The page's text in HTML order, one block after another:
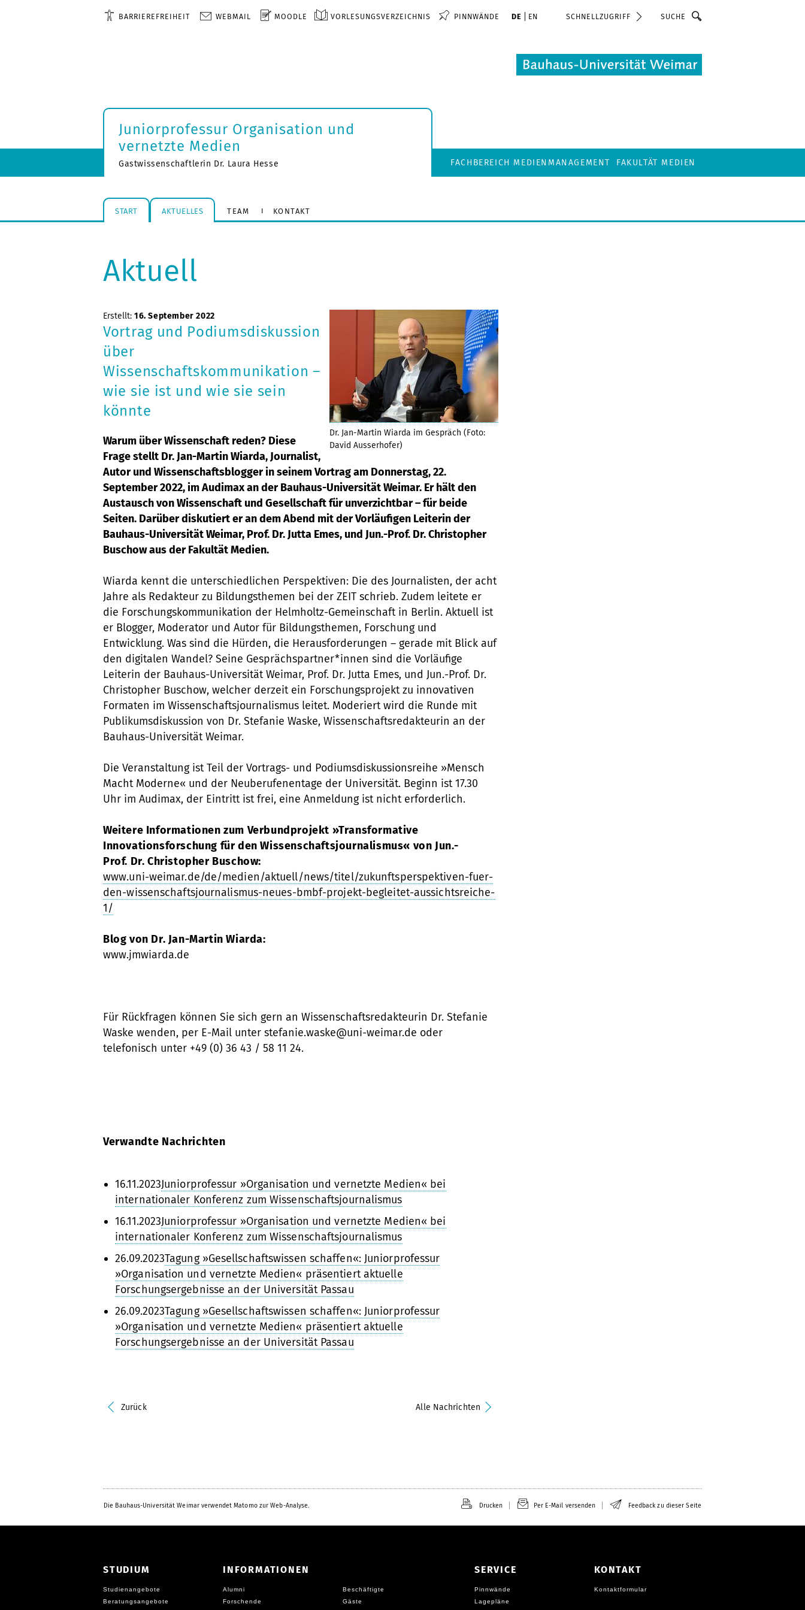
BARRIEREFREIHEIT WEBMAIL MOODLE VORLESUNGSVERZEICHNIS PINNWÄNDE DE EN SCHNELLZUGRIFF Suche
Juniorprofessur Organisation und
vernetzte Medien
Gastwissenschaftlerin Dr. Laura Hesse FACHBEREICH MEDIENMANAGEMENT FAKULTÄT MEDIEN
START AKTUELLES TEAM KONTAKT
Aktuell
Dr. Jan-Martin Wiarda im Gespräch (Foto:
David Ausserhofer)
Erstellt: 16. September 2022
Vortrag und Podiumsdiskussion
über
Wissenschaftskommunikation –
wie sie ist und wie sie sein
könnte
Warum über Wissenschaft reden? Diese
Frage stellt Dr. Jan-Martin Wiarda, Journalist,
Autor und Wissenschaftsblogger in seinem Vortrag am Donnerstag, 22.
September 2022, im Audimax an der Bauhaus-Universität Weimar. Er hält den
Austausch von Wissenschaft und Gesellschaft für unverzichtbar – für beide
Seiten. Darüber diskutiert er an dem Abend mit der Vorläufigen Leiterin der
Bauhaus-Universität Weimar, Prof. Dr. Jutta Emes, und Jun.-Prof. Dr. Christopher
Buschow aus der Fakultät Medien.
Wiarda kennt die unterschiedlichen Perspektiven: Die des Journalisten, der acht
Jahre als Redakteur zu Bildungsthemen bei der ZEIT schrieb. Zudem leitete er
die Forschungskommunikation der Helmholtz-Gemeinschaft in Berlin. Aktuell ist
er Blogger, Moderator und Autor für Bildungsthemen, Forschung und
Entwicklung. Was sind die Hürden, die Herausforderungen – gerade mit Blick auf
den digitalen Wandel? Seine Gesprächspartner*innen sind die Vorläufige
Leiterin der Bauhaus-Universität Weimar, Prof. Dr. Jutta Emes, und Jun.-Prof. Dr.
Christopher Buschow, welcher derzeit ein Forschungsprojekt zu innovativen
Formaten im Wissenschaftsjournalismus leitet. Moderiert wird die Runde mit
Publikumsdiskussion von Dr. Stefanie Waske, Wissenschaftsredakteurin an der
Bauhaus-Universität Weimar.
Die Veranstaltung ist Teil der Vortrags- und Podiumsdiskussionsreihe »Mensch
Macht Moderne« und der Neuberufenentage der Universität. Beginn ist 17.30
Uhr im Audimax, der Eintritt ist frei, eine Anmeldung ist nicht erforderlich.
Weitere Informationen zum Verbundprojekt »Transformative
Innovationsforschung für den Wissenschaftsjournalismus« von Jun.-
Prof. Dr. Christopher Buschow:
www.uni-weimar.de/de/medien/aktuell/news/titel/zukunftsperspektiven-fuer-
den-wissenschaftsjournalismus-neues-bmbf-projekt-begleitet-aussichtsreiche-
1/
Blog von Dr. Jan-Martin Wiarda:
www.jmwiarda.de
Für Rückfragen können Sie sich gern an Wissenschaftsredakteurin Dr. Stefanie
Waske wenden, per E-Mail unter stefanie.waske@uni-weimar.de oder
telefonisch unter +49 (0) 36 43 / 58 11 24.
Verwandte Nachrichten
16.11.2023Juniorprofessur »Organisation und vernetzte Medien« bei
internationaler Konferenz zum Wissenschaftsjournalismus
16.11.2023Juniorprofessur »Organisation und vernetzte Medien« bei
internationaler Konferenz zum Wissenschaftsjournalismus
26.09.2023Tagung »Gesellschaftswissen schaffen«: Juniorprofessur
»Organisation und vernetzte Medien« präsentiert aktuelle
Forschungsergebnisse an der Universität Passau
26.09.2023Tagung »Gesellschaftswissen schaffen«: Juniorprofessur
»Organisation und vernetzte Medien« präsentiert aktuelle
Forschungsergebnisse an der Universität Passau
Zurück Alle Nachrichten
Die Bauhaus-Universität Weimar verwendet Matomo zur Web-Analyse. Drucken Per E-Mail versenden Feedback zu dieser Seite
STUDIUM
Studienangebote
Beratungsangebote
INFORMATIONEN
Alumni
Beschäftigte
Forschende
Gäste
SERVICE
Pinnwände
Lagepläne
KONTAKT
Kontaktformular